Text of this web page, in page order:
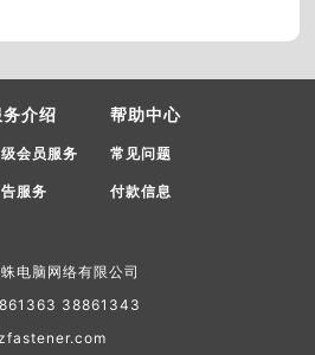
务介绍
会员服务
服务
帮助中心
常见问题
付款信息
电脑网络有限公司
38861343